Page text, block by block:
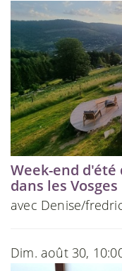
Week-end
dans les Vosges
avec Denise/
Dim. août 30,